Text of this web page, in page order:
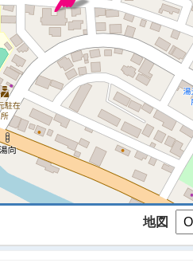
を検索、表示中です ※
地図